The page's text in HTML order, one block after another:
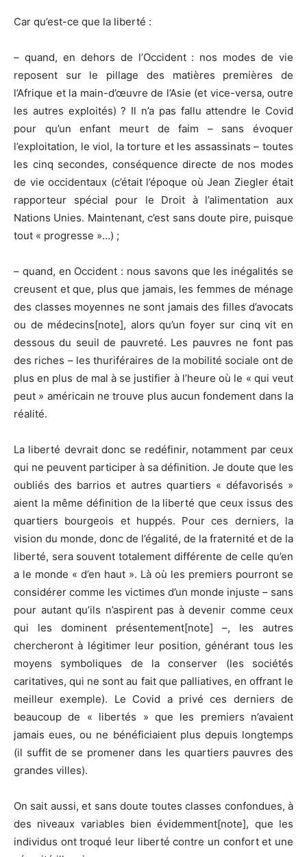
Car qu’est-ce que la liberté :
– quand, en dehors de l’Occident : nos modes de vie
reposent sur le pillage des matières premières de
l’Afrique et la main-d’œuvre de l’Asie (et vice-versa, outre
les autres exploités) ? Il n’a pas fallu attendre le Covid
pour qu’un enfant meurt de faim – sans évoquer
l’exploitation, le viol, la torture et les assassinats – toutes
les cinq secondes, conséquence directe de nos modes
de vie occidentaux (c’était l’époque où Jean Ziegler était
rapporteur spécial pour le Droit à l’alimentation aux
Nations Unies. Maintenant, c’est sans doute pire, puisque
tout « progresse »…) ;
– quand, en Occident : nous savons que les inégalités se
creusent et que, plus que jamais, les femmes de ménage
des classes moyennes ne sont jamais des filles d’avocats
ou de médecins[note], alors qu’un foyer sur cinq vit en
dessous du seuil de pauvreté. Les pauvres ne font pas
des riches – les thuriféraires de la mobilité sociale ont de
plus en plus de mal à se justifier à l’heure où le « qui veut
peut » américain ne trouve plus aucun fondement dans la
réalité.
La liberté devrait donc se redéfinir, notamment par ceux
qui ne peuvent participer à sa définition. Je doute que les
oubliés des barrios et autres quartiers « défavorisés »
aient la même définition de la liberté que ceux issus des
quartiers bourgeois et huppés. Pour ces derniers, la
vision du monde, donc de l’égalité, de la fraternité et de la
liberté, sera souvent totalement différente de celle qu’en
a le monde « d’en haut ». Là où les premiers pourront se
considérer comme les victimes d’un monde injuste – sans
pour autant qu’ils n’aspirent pas à devenir comme ceux
qui les dominent présentement[note] –, les autres
chercheront à légitimer leur position, générant tous les
moyens symboliques de la conserver (les sociétés
caritatives, qui ne sont au fait que palliatives, en offrant le
meilleur exemple). Le Covid a privé ces derniers de
beaucoup de « libertés » que les premiers n’avaient
jamais eues, ou ne bénéficiaient plus depuis longtemps
(il suffit de se promener dans les quartiers pauvres des
grandes villes).
On sait aussi, et sans doute toutes classes confondues, à
des niveaux variables bien évidemment[note], que les
individus ont troqué leur liberté contre un confort et une